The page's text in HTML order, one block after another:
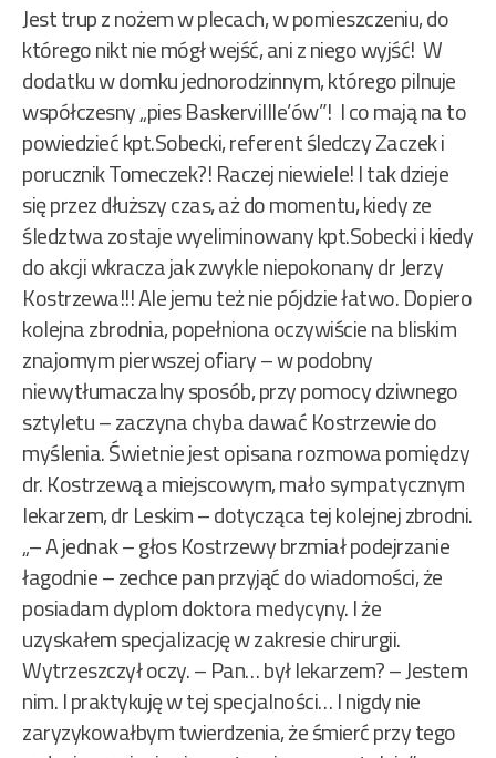
Jest trup z nożem w plecach, w pomieszczeniu, do
którego nikt nie mógł wejść, ani z niego wyjść! W
dodatku w domku jednorodzinnym, którego pilnuje
współczesny „pies Baskervillle’ów”! I co mają na to
powiedzieć kpt.Sobecki, referent śledczyZaczek i
porucznik Tomeczek?! Raczej niewiele! I tak dzieje
się przez dłuższy czas, aż do momentu, kiedy ze
śledztwa zostaje wyeliminowany kpt.Sobecki i kiedy
do akcji wkracza jak zwykle niepokonany dr Jerzy
Kostrzewa!!! Ale jemu też nie pójdzie łatwo. Dopiero
kolejna zbrodnia, popełniona oczywiście na bliskim
znajomym pierwszej ofiary – w podobny
niewytłumaczalny sposób, przy pomocy dziwnego
sztyletu – zaczyna chyba dawać Kostrzewie do
myślenia. Świetnie jest opisana rozmowa pomiędzy
dr. Kostrzewą a miejscowym, mało sympatycznym
lekarzem, dr Leskim – dotycząca tej kolejnej zbrodni.
„– A jednak – głos Kostrzewy brzmiał podejrzanie
łagodnie – zechce pan przyjąć do wiadomości, że
posiadam dyplom doktora medycyny. I że
uzyskałem specjalizację w zakresie chirurgii.
Wytrzeszczył oczy. – Pan… był lekarzem? – Jestem
nim. I praktykuję w tej specjalności… I nigdy nie
zaryzykowałbym twierdzenia, że śmierć przy tego